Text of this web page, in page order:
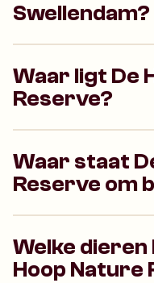
Swellendam?
Waar ligt De
Reserve?
Waar staat
Reserve om
Welke dieren
Hoop Nature